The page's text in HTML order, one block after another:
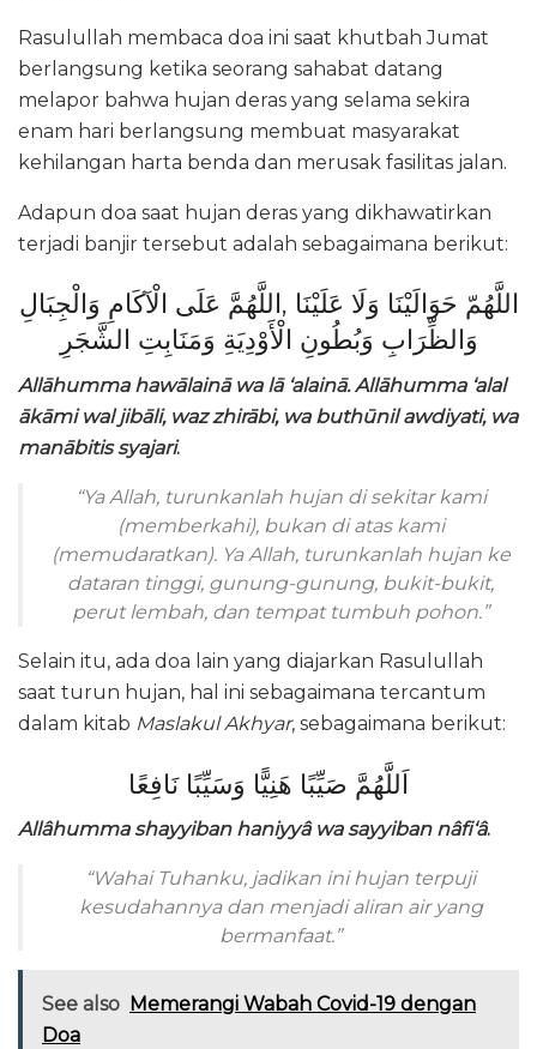
Rasulullah membaca doa ini saat khutbah Jumat
berlangsung ketika seorang sahabat datang
melapor bahwa hujan deras yang selama sekira
enam hari berlangsung membuat masyarakat
kehilangan harta benda dan merusak fasilitas jalan.
Adapun doa saat hujan deras yang dikhawatirkan
terjadi banjir tersebut adalah sebagaimana berikut:
اللَّهُمّ حَوَالَيْنَا وَلَا عَلَيْنَا ,اللَّهُمَّ عَلَى الْآكَامِ وَالْجِبَالِ
وَالظِّرَابِ وَبُطُونِ الْأَوْدِيَةِ وَمَنَابِتِ الشَّجَرِ
Allāhumma hawālainā wa lā ‘alainā. Allāhumma ‘alal
ākāmi wal jibāli, waz zhirābi, wa buthūnil awdiyati, wa
manābitis syajari.
“Ya Allah, turunkanlah hujan di sekitar kami
(memberkahi), bukan di atas kami
(memudaratkan). Ya Allah, turunkanlah hujan ke
dataran tinggi, gunung-gunung, bukit-bukit,
perut lembah, dan tempat tumbuh pohon.”
Selain itu, ada doa lain yang diajarkan Rasulullah
saat turun hujan, hal ini sebagaimana tercantum
dalam kitab Maslakul Akhyar, sebagaimana berikut:
اَللَّهُمَّ صَيِّبًا هَنِيًّا وَسَيِّبًا نَافِعًا
Allâhumma shayyiban haniyyâ wa sayyiban nâfi‘â.
“Wahai Tuhanku, jadikan ini hujan terpuji
kesudahannya dan menjadi aliran air yang
bermanfaat.”
See also Memerangi Wabah Covid-19 dengan
Doa